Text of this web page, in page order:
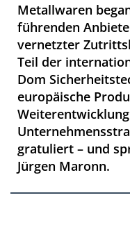
Metallwaren
führenden
vernetzter
Teil der
Dom
europäische
gratuliert – und
Jürgen Maronn.